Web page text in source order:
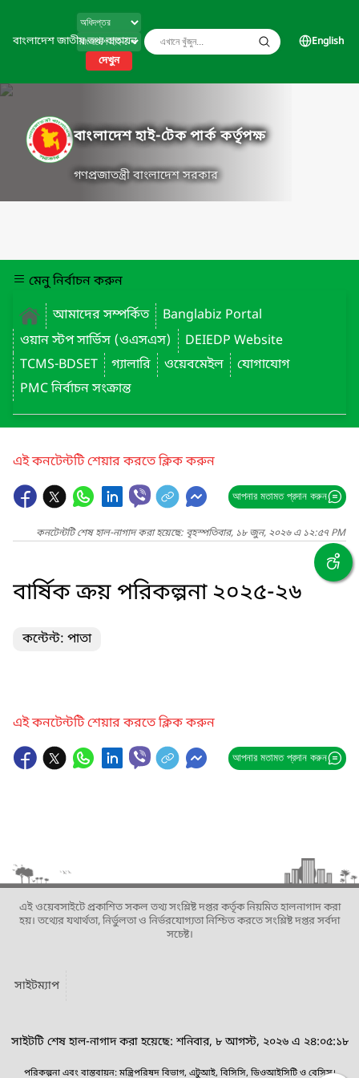
বাংলাদেশ জাতীয় তথ্য বাতায়ন
দেখুন
English
বাংলাদেশ হাই-টেক পার্ক কর্তৃপক্ষ
গণপ্রজাতন্ত্রী বাংলাদেশ সরকার
মেনু নির্বাচন করুন
আমাদের সম্পর্কিত
Banglabiz Portal
ওয়ান স্টপ সার্ভিস (ওএসএস)
DEIEDP Website
TCMS-BDSET
গ্যালারি ওয়েবমেইল
যোগাযোগ
PMC নির্বাচন সংক্রান্ত
এই কনটেন্টটি শেয়ার করতে ক্লিক করুন
আপনার মতামত প্রদান করুন
কনটেন্টটি শেষ হাল-নাগাদ করা হয়েছে: বৃহস্পতিবার, ১৮ জুন, ২০২৬ এ ১২:৫৭ PM
বার্ষিক ক্রয় পরিকল্পনা ২০২৫-২৬
কন্টেন্ট: পাতা
এই কনটেন্টটি শেয়ার করতে ক্লিক করুন
আপনার মতামত প্রদান করুন
এই ওয়েবসাইটে প্রকাশিত সকল তথ্য সংশ্লিষ্ট দপ্তর কর্তৃক নিয়মিত হালনাগাদ করা
হয়। তথ্যের যথার্থতা, নির্ভুলতা ও নির্ভরযোগ্যতা নিশ্চিত করতে সংশ্লিষ্ট দপ্তর সর্বদা
সচেষ্ট।
সাইটম্যাপ
সাইটটি শেষ হাল-নাগাদ করা হয়েছে: শনিবার, ৮ আগস্ট, ২০২৬ এ ২৪:০৫:১৮
পরিকল্পনা এবং বাস্তবায়ন: মন্ত্রিপরিষদ বিভাগ, এটুআই, বিসিসি, ডিওআইসিটি ও বেসিস।